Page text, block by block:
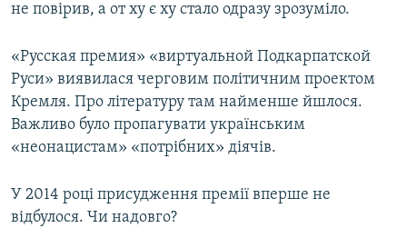
не повірив, а от ху є ху стало одразу зрозуміло.
«Русская премия» «виртуальной Подкарпатской
Руси» виявилася черговим політичним проектом
Кремля. Про літературу там найменше йшлося.
Важливо було пропагувати українським
«неонацистам» «потрібних» діячів.
У 2014 році присудження премії вперше не
відбулося. Чи надовго?